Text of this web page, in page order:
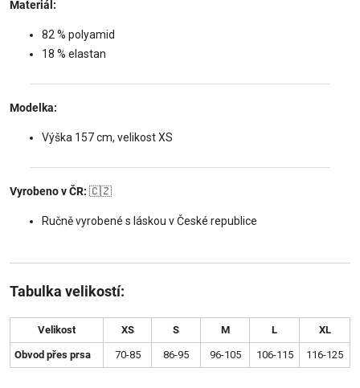
Materiál:
82 % polyamid
18 % elastan
Modelka:
Výška 157 cm, velikost XS
Vyrobeno v ČR: 🇨🇿
Ručně vyrobené s láskou v České republice
Tabulka velikostí:
Velikost XS S M L XL
Obvod přes prsa 70-85 86-95 96-105 106-115 116-125